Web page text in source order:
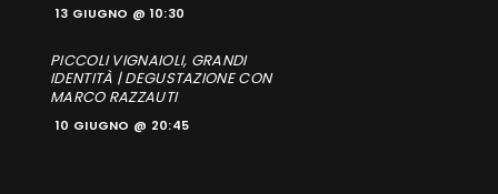
13 GIUGNO @ 10:30
PICCOLI VIGNAIOLI, GRANDI
IDENTITÀ | DEGUSTAZIONE CON
MARCO RAZZAUTI
10 GIUGNO @ 20:45